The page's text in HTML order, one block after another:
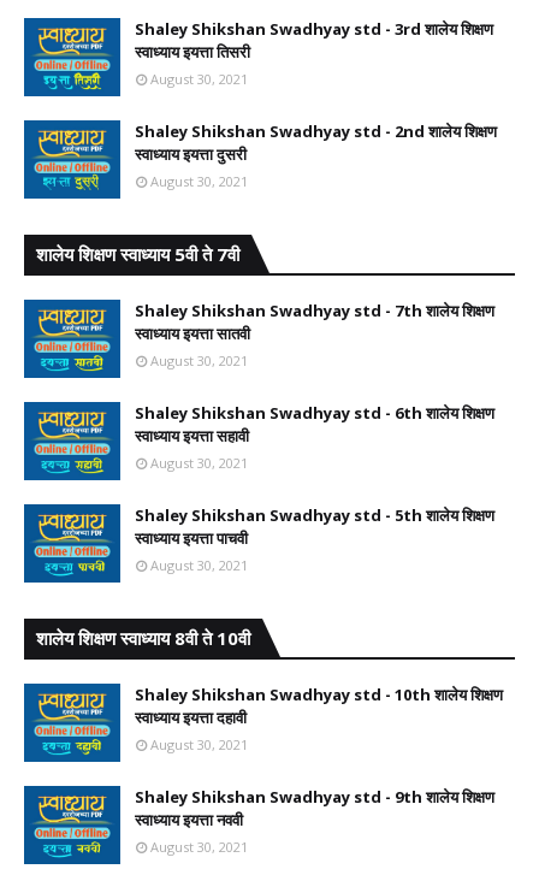
Shaley Shikshan Swadhyay std - 3rd शालेय शिक्षण
स्वाध्याय इयत्ता तिसरी
August 30, 2021
Shaley Shikshan Swadhyay std - 2nd शालेय शिक्षण
स्वाध्याय इयत्ता दुसरी
August 30, 2021
शालेय शिक्षण स्वाध्याय 5वी ते 7वी
Shaley Shikshan Swadhyay std - 7th शालेय शिक्षण
स्वाध्याय इयत्ता सातवी
August 30, 2021
Shaley Shikshan Swadhyay std - 6th शालेय शिक्षण
स्वाध्याय इयत्ता सहावी
August 30, 2021
Shaley Shikshan Swadhyay std - 5th शालेय शिक्षण
स्वाध्याय इयत्ता पाचवी
August 30, 2021
शालेय शिक्षण स्वाध्याय 8वी ते 10वी
Shaley Shikshan Swadhyay std - 10th शालेय शिक्षण
स्वाध्याय इयत्ता दहावी
August 30, 2021
Shaley Shikshan Swadhyay std - 9th शालेय शिक्षण
स्वाध्याय इयत्ता नववी
August 30, 2021